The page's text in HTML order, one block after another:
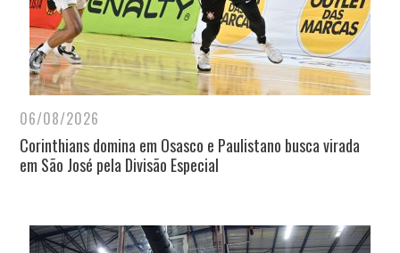
06/08/2026
Corinthians domina em Osasco e Paulistano busca virada
em São José pela Divisão Especial